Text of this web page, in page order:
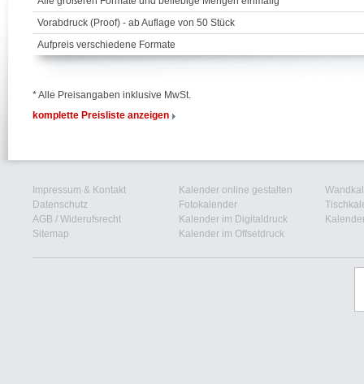
Vorabdruck (Proof) - ab Auflage von 50 Stück
Aufpreis verschiedene Formate
* Alle Preisangaben inklusive MwSt.
komplette Preisliste anzeigen
Impressum & Kontakt
Datenschutz
AGB / Widerufsrecht
Sitemap
Kalender online gestalten
Fotokalender
Kalender im Digitaldruck
Kalender im Offsetdruck